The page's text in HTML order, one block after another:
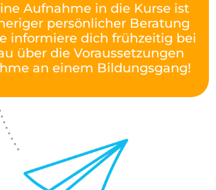
Aufnahme in die Kurse ist
persönlicher Beratung
informiere dich frühzeitig bei
über die Voraussetzungen
an einem Bildungsgang!